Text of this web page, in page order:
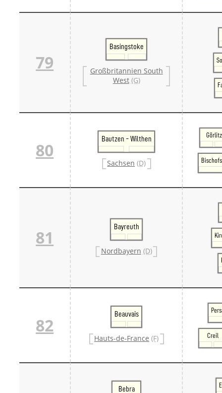
79
Basingstoke
Großbritannien South
West (G)
80
Bautzen - Wilthen
Sachsen (D)
Görlitz
81
Bayreuth
Nordbayern (D)
82
Beauvais
Hauts-de-France (F) Creil
Bebra